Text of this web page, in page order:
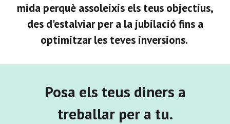
mida perquè assoleixis els teus objectius,
des d'estalviar per a la jubilació fins a
optimitzar les teves inversions.
Posa els teus diners a
treballar per a tu.